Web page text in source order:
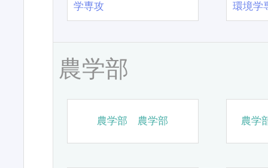
学専攻
環境学
農学部
農学部 農学部 農学